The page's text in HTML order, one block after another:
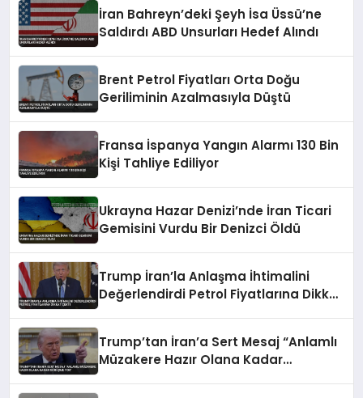
İran Bahreyn’deki Şeyh İsa Üssü’ne
Saldırdı ABD Unsurları Hedef Alındı
Brent Petrol Fiyatları Orta Doğu
Geriliminin Azalmasıyla Düştü
Fransa İspanya Yangın Alarmı 130 Bin
Kişi Tahliye Ediliyor
Ukrayna Hazar Denizi’nde İran Ticari
Gemisini Vurdu Bir Denizci Öldü
Trump İran’la Anlaşma İhtimalini
Değerlendirdi Petrol Fiyatlarına Dikkat
Trump’tan İran’a Sert Mesaj “Anlamlı
Müzakere Hazır Olana Kadar